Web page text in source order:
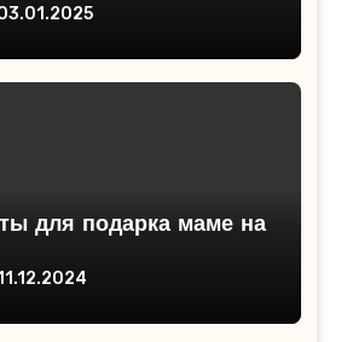
для подарка маме на